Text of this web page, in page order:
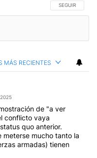
SIGA ESTA
SEGUIR
MÁS RECIENTES
de "a ver
conflicto vaya
quo anterior.
meterse mucho tanto la
armadas) tienen